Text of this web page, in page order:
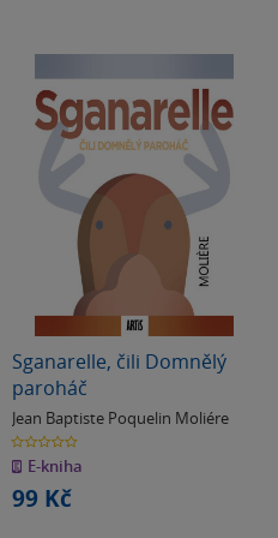
Sganarelle, čili Domnělý
paroháč
Jean Baptiste Poquelin Moliére
0.0
z
5
hvězdiček
E-kniha
99 Kč